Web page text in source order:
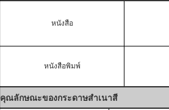
หนังสือ
หนังสือพิมพ์
คุณลักษณะของกระดาษสําเนาสี